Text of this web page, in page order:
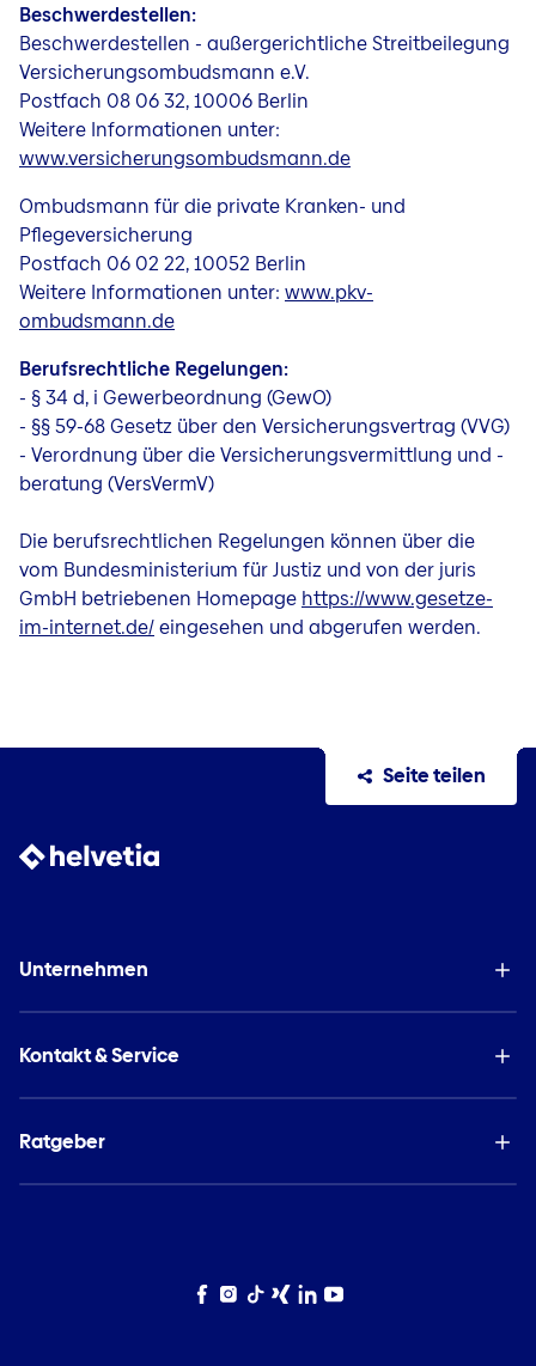
Beschwerdestellen:
Beschwerdestellen - außergerichtliche Streitbeilegung
Versicherungsombudsmann e.V.
Postfach 08 06 32, 10006 Berlin
Weitere Informationen unter:
www.versicherungsombudsmann.de
Ombudsmann für die private Kranken- und
Pflegeversicherung
Postfach 06 02 22, 10052 Berlin
Weitere Informationen unter: www.pkv-
ombudsmann.de
Berufsrechtliche Regelungen:
- § 34 d, i Gewerbeordnung (GewO)
- §§ 59-68 Gesetz über den Versicherungsvertrag (VVG)
- Verordnung über die Versicherungsvermittlung und -
beratung (VersVermV)
Die berufsrechtlichen Regelungen können über die
vom Bundesministerium für Justiz und von der juris
GmbH betriebenen Homepage https://www.gesetze-
im-internet.de/eingesehen und abgerufen werden.
Seite teilen
Unternehmen
Kontakt & Service
Ratgeber
Facebook
Instagram
TikTokXingLinkedIn
YouTube